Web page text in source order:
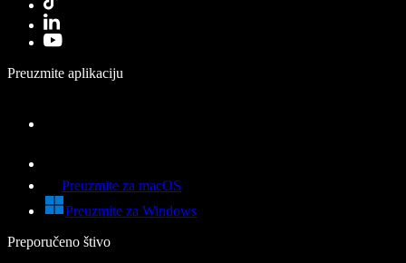
Preuzmite aplikaciju
Preuzmite za macOS
Preuzmite za Windows
Preporučeno štivo